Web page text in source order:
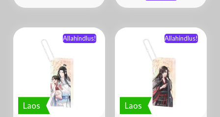
Laos
Allahindlus!
Laos
Allahindlus!